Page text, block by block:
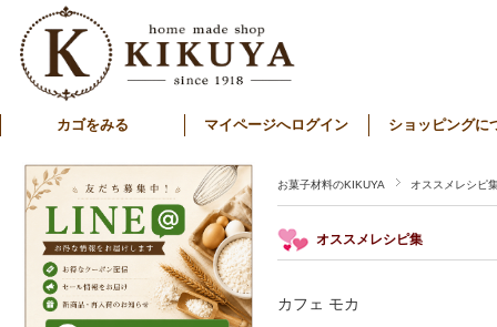
カゴをみる マイページへログイン ショッピングに
お菓子材料のKIKUYA オススメレシピ
オススメレシピ集
カフェ モカ